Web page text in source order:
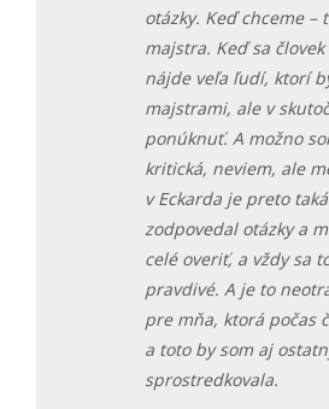
otázky. Keď chceme –
majstra. Keď sa
nájde veľa ľudí, ktorí
majstrami, ale v
ponúknuť. A možno
kritická, neviem, ale
v Eckarda je preto
zodpovedal otázky a
celé overiť, a vždy sa
pravdivé. A je to
pre mňa, ktorá počas
a toto by som aj
sprostredkovala.